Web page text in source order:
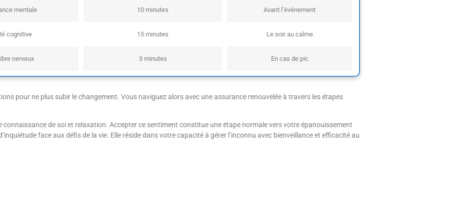
mentale 10 minutes Avant l’événement
cognitive 15 minutes Le soir au calme
nerveux 3 minutes En cas de pic
pour ne plus subir le changement. Vous naviguez alors avec une assurance renouvelée à travers les étapes
de soi et relaxation. Accepter ce sentiment constitue une étape normale vers votre épanouissement
face aux défis de la vie. Elle réside dans votre capacité à gérer l’inconnu avec bienveillance et efficacité au